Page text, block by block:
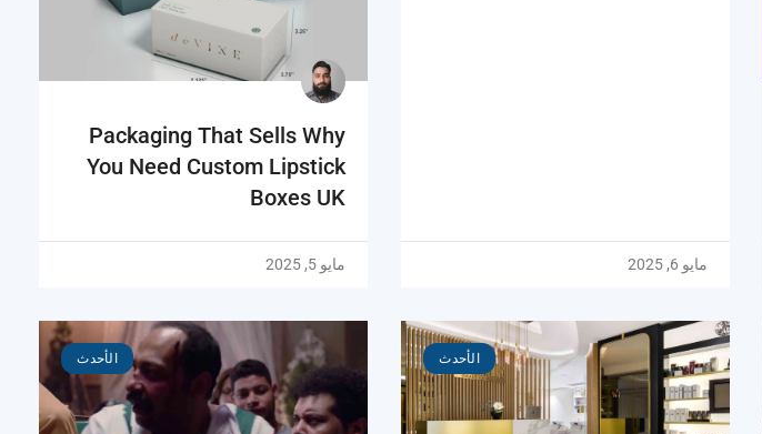
مايو 6, 2025
Packaging That Sells Why
You Need Custom Lipstick
Boxes UK
مايو 5, 2025
الأحدث الأحدث